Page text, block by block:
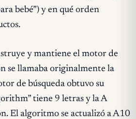
bebé”) y en qué orden
y mantiene el motor de
se llamaba originalmente la
de búsqueda obtuvo su
tiene 9 letras y la A
El algoritmo se actualizó a A10